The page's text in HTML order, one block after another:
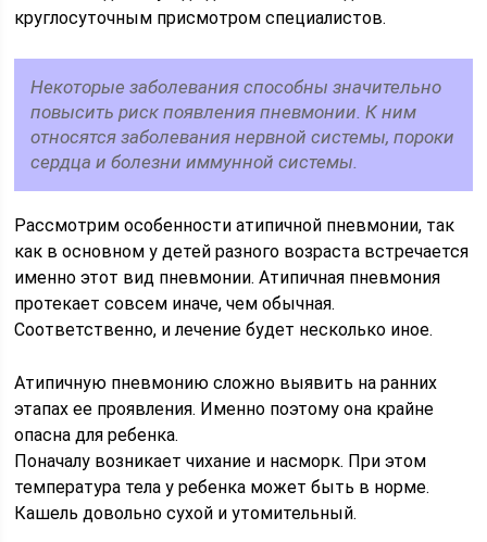
круглосуточным присмотром специалистов.
Некоторые заболевания способны значительно
повысить риск появления пневмонии. К ним
относятся заболевания нервной системы, пороки
сердца и болезни иммунной системы.
Рассмотрим особенности атипичной пневмонии, так
как в основном у детей разного возраста встречается
именно этот вид пневмонии. Атипичная пневмония
протекает совсем иначе, чем обычная.
Соответственно, и лечение будет несколько иное.
Атипичную пневмонию сложно выявить на ранних
этапах ее проявления. Именно поэтому она крайне
опасна для ребенка.
Поначалу возникает чихание и насморк. При этом
температура тела у ребенка может быть в норме.
Кашель довольно сухой и утомительный.